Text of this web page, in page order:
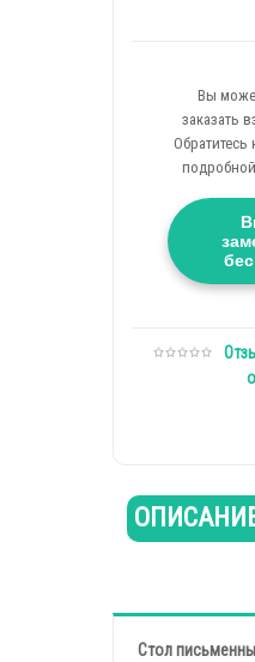
Вы
заказать
подробной
Cтол